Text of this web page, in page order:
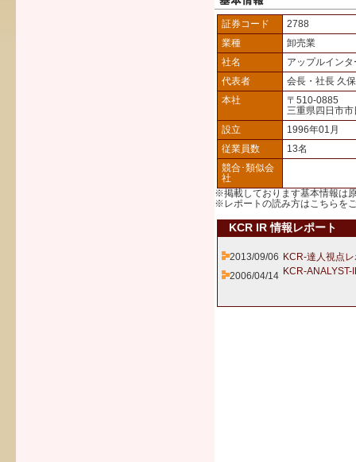
証券コード
2788
業種
卸売業
社名
アップルイン
代表者
会長・社長 久
本社
〒510-0885
三重県四日市
設立
1996年01月
従業員数
13名
競合･類似会
社
※掲載しております基本情報は
※レポートの読み方はこちら を
KCR IR 情報レポート
2013/09/06 KCR-達人視点
2006/04/14 KCR-ANALYST-